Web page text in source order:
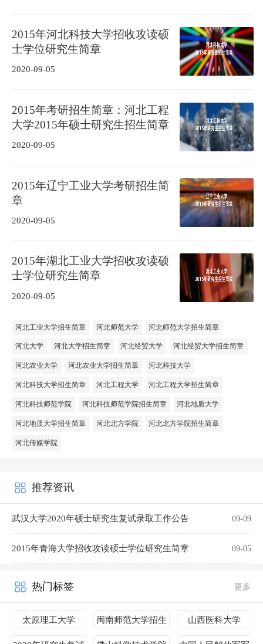
2015年河北科技大学招收攻读硕
士学位研究生简章
2020-09-05
2015年考研招生简章：河北工程
大学2015年硕士研究生招生简章
2020-09-05
2015年辽宁工业大学考研招生简
章
2020-09-05
2015年湖北工业大学招收攻读硕
士学位研究生简章
2020-09-05
河北工业大学招生简章 河北师范大学 河北师范大学招生简章
河北大学 河北大学招生简章 河北经贸大学 河北经贸大学招生简章
河北农业大学 河北农业大学招生简章 河北科技大学
河北科技大学招生简章 河北工程大学 河北工程大学招生简章
河北科技师范学院 河北科技师范学院招生简章 河北地质大学
河北地质大学招生简章 河北北方学院 河北北方学院招生简章
河北传媒学院
推荐资讯
武汉大学2020年硕士研究生复试录取工作公告 09-09
2015年青海大学招收攻读硕士学位研究生简章 09-05
热门标签 更多
太原理工大学
闽南师范大学招生
山西医科大学